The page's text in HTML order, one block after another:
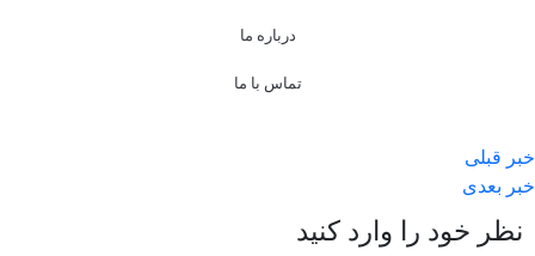
درباره ما
تماس با ما
خبر قبلی
خبر بعدی
نظر خود را وارد کنید